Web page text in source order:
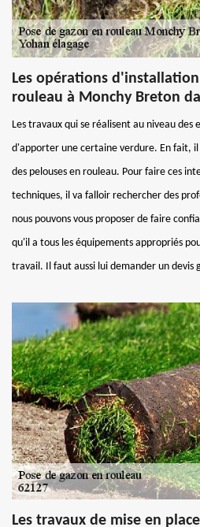
Les opérations
rouleau à Monchy Breton
Les travaux qui se réalisent au niveau
d'apporter une certaine verdure. En fait,
des pelouses en rouleau. Pour faire ces
techniques, il va falloir rechercher des
nous pouvons vous proposer de faire
qu'il a tous les équipements appropriés
travail. Il faut aussi lui demander un devis
Les travaux de mise en